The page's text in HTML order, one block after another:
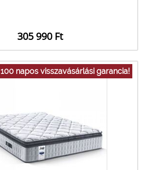
305 990 Ft
100 napos visszavásárlási garancia!